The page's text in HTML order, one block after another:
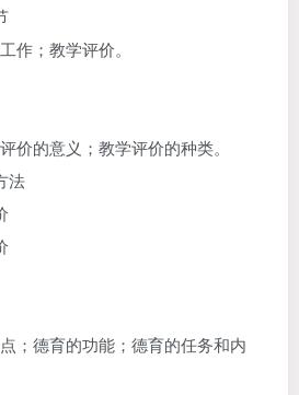
作；教学评价。
价的意义；教学评价的种类。
法
；德育的功能；德育的任务和内